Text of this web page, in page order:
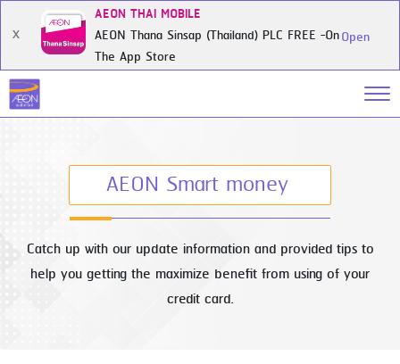
X
AEON THAI MOBILE
AEON Thana Sinsap (Thailand) PLC FREE -On
The App Store
Open
AEON Smart money
Catch up with our update information and provided tips to
help you getting the maximize benefit from using of your
credit card.